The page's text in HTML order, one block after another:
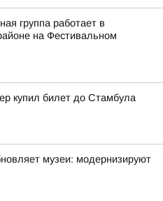
группа работает в
на Фестивальном
купил билет до Стамбула
музеи: модернизируют